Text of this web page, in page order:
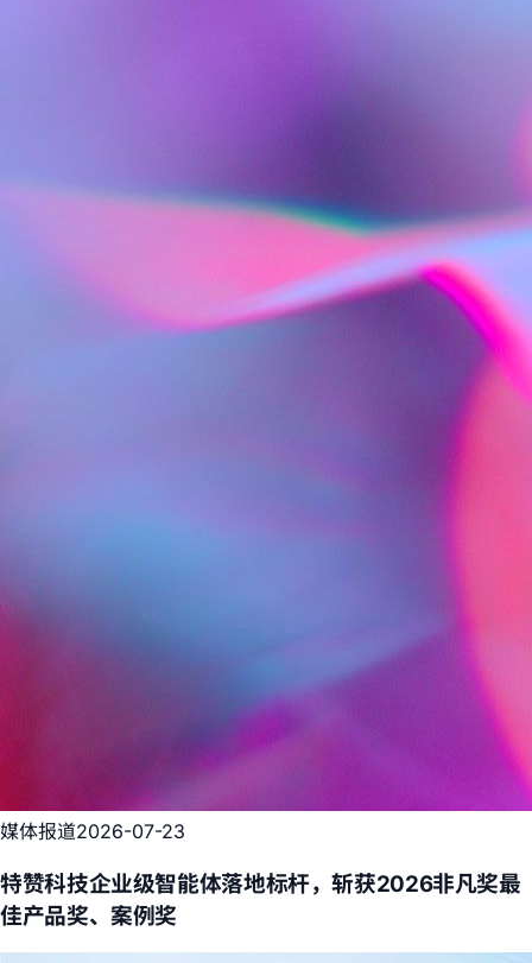
媒体报道2026-07-23
特赞科技企业级智能体落地标杆，斩获2026非凡奖最
佳产品奖、案例奖